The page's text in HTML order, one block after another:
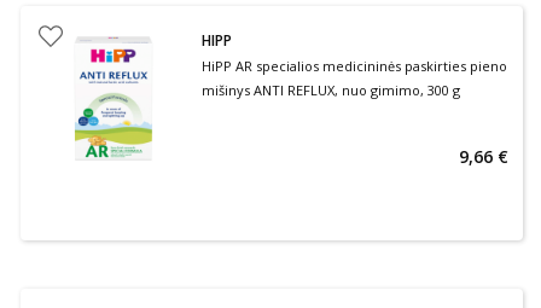
HIPP
HiPP AR specialios medicininės paskirties pieno
mišinys ANTI REFLUX, nuo gimimo, 300 g
9,66 €